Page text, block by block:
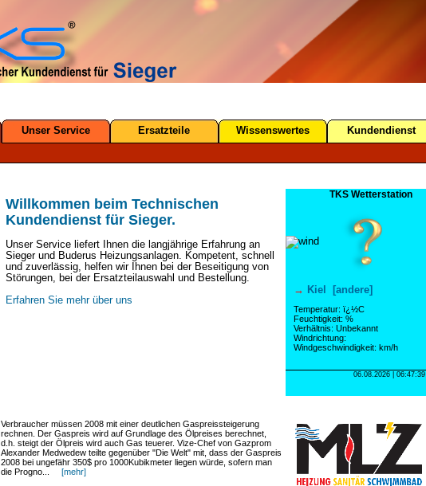
Unser Service Ersatzteile Wissenswertes Kundendienst
Willkommen beim Technischen
Kundendienst für Sieger.
Unser Service liefert Ihnen die langjährige Erfahrung an
Sieger und Buderus Heizungsanlagen. Kompetent, schnell
und zuverlässig, helfen wir Ihnen bei der Beseitigung von
Störungen, bei der Ersatzteilauswahl und Bestellung.
Erfahren Sie mehr über uns
TKS Wetterstation
→ Kiel [andere]
Temperatur: ï¿½C
Feuchtigkeit: %
Verhältnis: Unbekannt
Windrichtung:
Windgeschwindigkeit: km/h
06.08.2026 | 06:47:39
Verbraucher müssen 2008 mit einer deutlichen Gaspreissteigerung
rechnen. Der Gaspreis wird auf Grundlage des Ölpreises berechnet,
d.h. steigt der Ölpreis wird auch Gas teuerer. Vize-Chef von Gazprom
Alexander Medwedew teilte gegenüber "Die Welt" mit, dass der Gaspreis
2008 bei ungefähr 350$ pro 1000Kubikmeter liegen würde, sofern man
die Progno... [mehr]